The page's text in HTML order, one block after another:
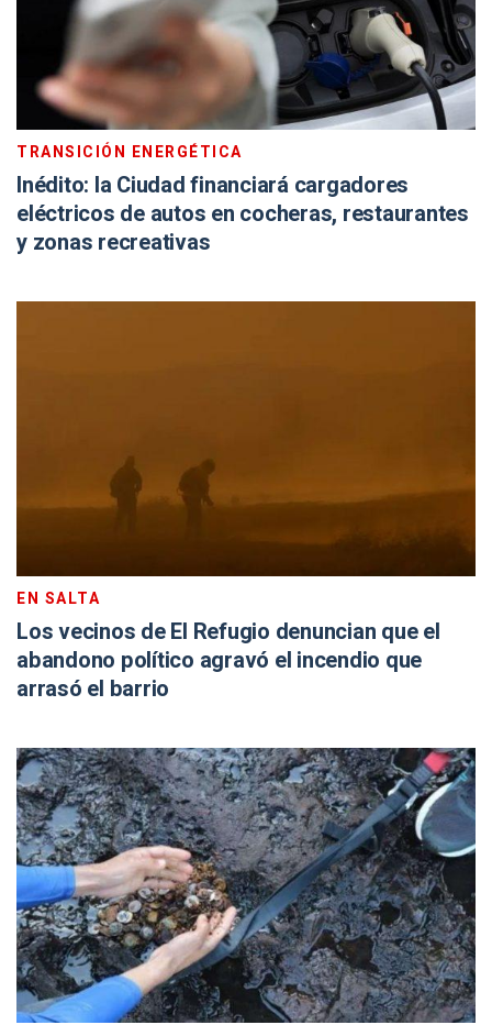
TRANSICIÓN ENERGÉTICA
Inédito: la Ciudad financiará cargadores
eléctricos de autos en cocheras, restaurantes
y zonas recreativas
EN SALTA
Los vecinos de El Refugio denuncian que el
abandono político agravó el incendio que
arrasó el barrio